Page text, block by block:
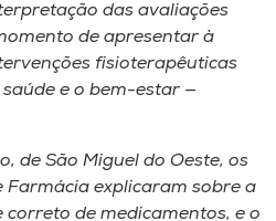
das avaliações
de apresentar à
fisioterapêuticas
e o bem-estar —
de São Miguel do Oeste, os
Farmácia explicaram sobre a
de medicamentos, e o